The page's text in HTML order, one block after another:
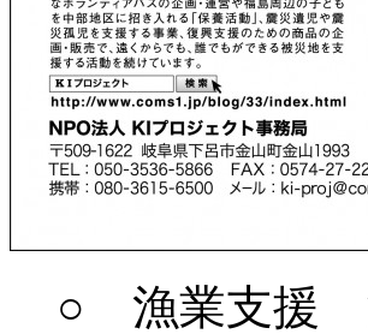
○ 漁業支援 漁